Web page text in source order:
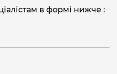
в формі нижче :